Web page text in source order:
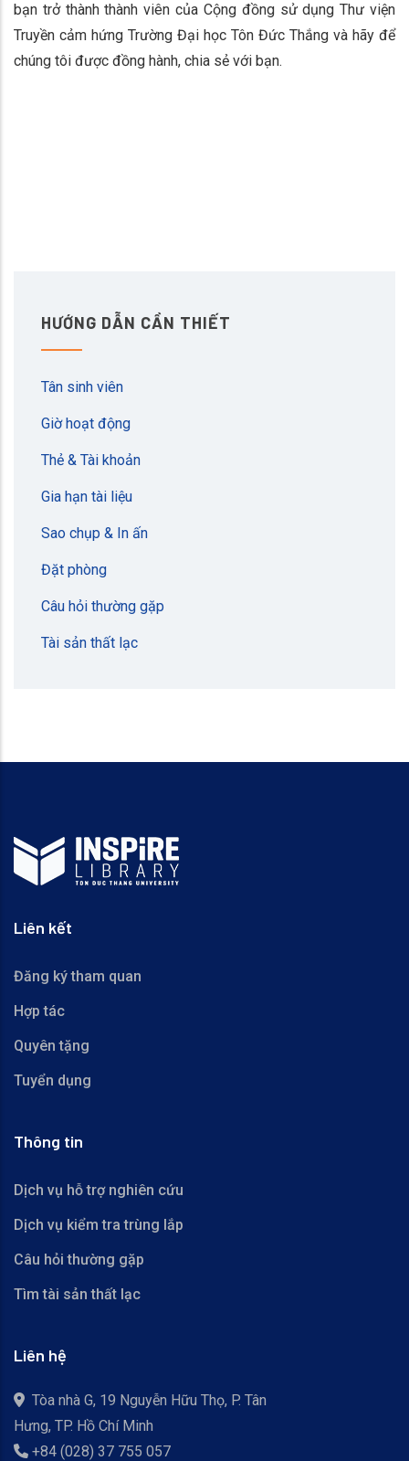
bạn trở thành thành viên của Cộng đồng sử dụng Thư viện
Truyền cảm hứng Trường Đại học Tôn Đức Thắng và hãy để
chúng tôi được đồng hành, chia sẻ với bạn.
HƯỚNG DẪN CẦN THIẾT
Tân sinh viên
Giờ hoạt động
Thẻ & Tài khoản
Gia hạn tài liệu
Sao chụp & In ấn
Đặt phòng
Câu hỏi thường gặp
Tài sản thất lạc
Liên kết
Đăng ký tham quan
Hợp tác
Quyên tặng
Tuyển dụng
Thông tin
Dịch vụ hỗ trợ nghiên cứu
Dịch vụ kiểm tra trùng lắp
Câu hỏi thường gặp
Tìm tài sản thất lạc
Liên hệ
Tòa nhà G, 19 Nguyễn Hữu Thọ, P. Tân
Hưng, TP. Hồ Chí Minh
+84 (028) 37 755 057